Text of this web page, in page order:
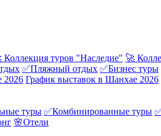
Коллекция туров "Наследие" 🚀
✅Пляжный отдых ✅Бизнес туры
2026 График выставок в Шанхае 2026
туры ✅Комбинированные туры
🌸Отели